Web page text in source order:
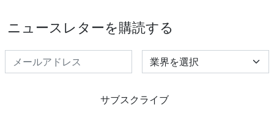
ニュースレターを購読する
Select Industry
サブスクライブ